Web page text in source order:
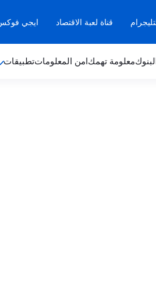
قناة لعبة الاقتصاد ايجي فوكس
معلومة تهمكامن المعلوماتتطبيقات